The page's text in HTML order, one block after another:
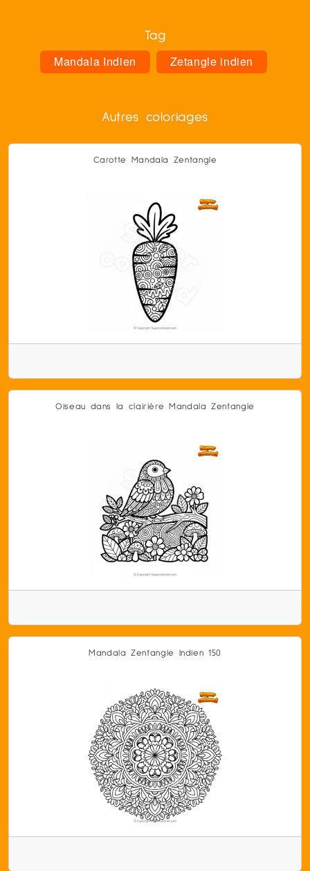
Tag
Mandala Indien Zetangle indien
Autres coloriages
Carotte Mandala Zentangle
Oiseau dans la clairière Mandala Zentangle
Mandala Zentangle Indien 150